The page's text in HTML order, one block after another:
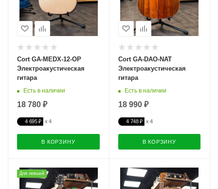
Cort GA-MEDX-12-OP
Электроакустическая
гитара
Есть в наличии
18 780 ₽
4 695 ₽
В КОРЗИНУ
Cort GA-DAO-NAT
Электроакустическая
гитара
Есть в наличии
18 990 ₽
4 748 ₽
В КОРЗИНУ
Для левшей